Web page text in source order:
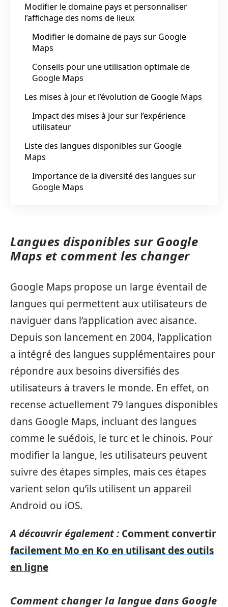
Modifier le domaine pays et personnaliser
l’affichage des noms de lieux
Modifier le domaine de pays sur Google
Maps
Conseils pour une utilisation optimale de
Google Maps
Les mises à jour et l’évolution de Google Maps
Impact des mises à jour sur l’expérience
utilisateur
Liste des langues disponibles sur Google
Maps
Importance de la diversité des langues sur
Google Maps
Langues disponibles sur Google
Maps et comment les changer
Google Maps propose un large éventail de
langues qui permettent aux utilisateurs de
naviguer dans l’application avec aisance.
Depuis son lancement en 2004, l’application
a intégré des langues supplémentaires pour
répondre aux besoins diversifiés des
utilisateurs à travers le monde. En effet, on
recense actuellement 79 langues disponibles
dans Google Maps, incluant des langues
comme le suédois, le turc et le chinois. Pour
modifier la langue, les utilisateurs peuvent
suivre des étapes simples, mais ces étapes
varient selon qu’ils utilisent un appareil
Android ou iOS.
A découvrir également : Comment convertir
facilement Mo en Ko en utilisant des outils
en ligne
Comment changer la langue dans Google